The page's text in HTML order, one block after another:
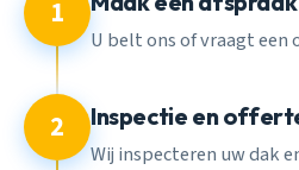
1
U belt ons of vraagt een
2 Inspectie en
Wij inspecteren uw dak